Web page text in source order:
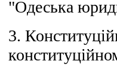
"Одеська
3.